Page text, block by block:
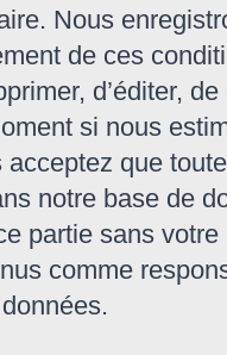
Nous
de ces
d’éditer,
si nous
acceptez que
notre base de
partie sans
comme